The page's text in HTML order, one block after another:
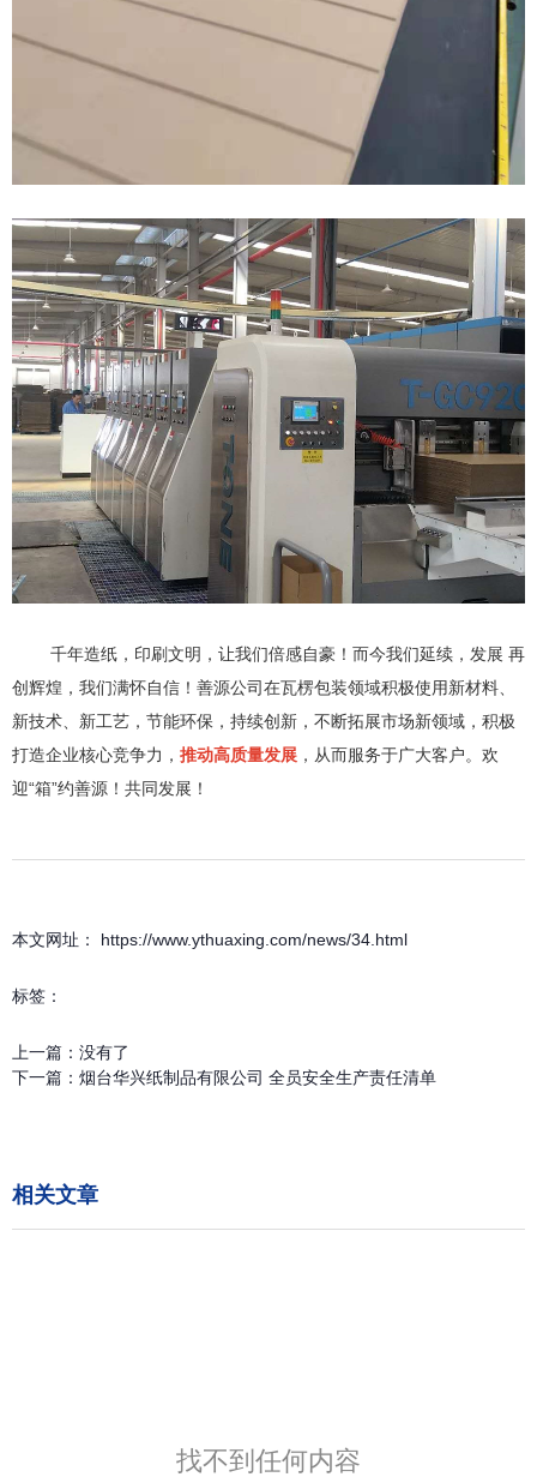
千年造纸，印刷文明，让我们倍感自豪！而今我们延续，发展 再
创辉煌，我们满怀自信！善源公司在瓦楞包装领域积极使用新材料、
新技术、新工艺，节能环保，持续创新，不断拓展市场新领域，积极
打造企业核心竞争力， 推动高质量发展 ，从而服务于广大客户。欢
迎“箱”约善源！共同发展！
本文网址： https://www.ythuaxing.com/news/34.html
标签：
上一篇： 没有了
下一篇： 烟台华兴纸制品有限公司 全员安全生产责任清单
相关文章
找不到任何内容